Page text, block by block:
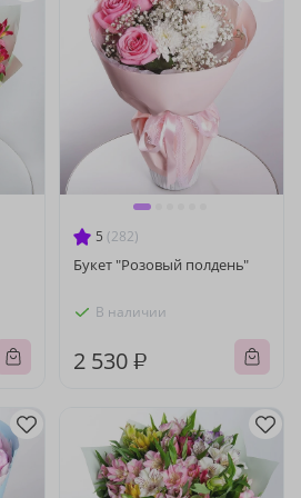
5 (282)
Букет "Розовый полдень"
В наличии
2 530 ₽